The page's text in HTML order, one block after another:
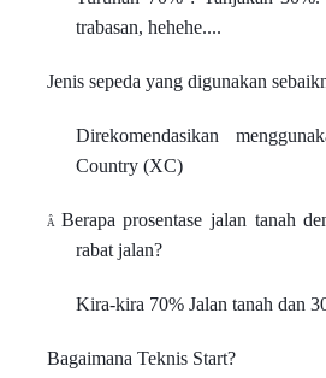
trabasan, hehehe....
Jenis sepeda yang digunakan
Direkomendasikan
Country (XC)
Â Berapa prosentase jalan tanah
rabat jalan?
Kira-kira 70% Jalan tanah dan
Bagaimana Teknis Start?